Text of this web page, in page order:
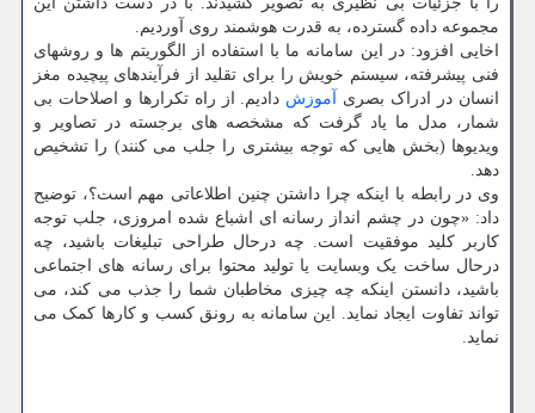
مجموعه داده گسترده، به قدرت هوشمند روی آوردیم.
اخایی افزود: در این سامانه ما با استفاده از الگوریتم ها و روشهای
فنی پیشرفته، سیستم خویش را برای تقلید از فرآیندهای پیچیده مغز
انسان در ادراک بصری
آموزش دادیم. از راه تکرارها و اصلاحات بی
شمار، مدل ما یاد گرفت که مشخصه های برجسته در تصاویر و
ویدیوها (بخش هایی که توجه بیشتری را جلب می کنند) را تشخیص
دهد.
وی در رابطه با اینکه چرا داشتن چنین اطلاعاتی مهم است؟، توضیح
داد: «چون در چشم انداز رسانه ای اشباع شده امروزی، جلب توجه
کاربر کلید موفقیت است. چه درحال طراحی تبلیغات باشید، چه
درحال ساخت یک وبسایت یا تولید محتوا برای رسانه های اجتماعی
باشید، دانستن اینکه چه چیزی مخاطبان شما را جذب می کند، می
تواند تفاوت ایجاد نماید. این سامانه به رونق کسب و کارها کمک می
نماید.